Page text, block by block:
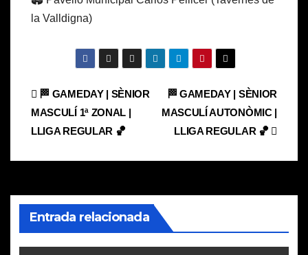
la Valldigna)
Navegación
de
entradas
🏁 GAMEDAY | SÈNIOR
MASCULÍ AUTONÒMIC |
LLIGA REGULAR 🏀
🏁 GAMEDAY | SÈNIOR
MASCULÍ 1ª ZONAL |
LLIGA REGULAR 🏀
Entrada relacionada